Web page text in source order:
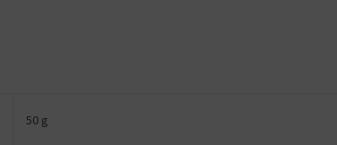
50 g